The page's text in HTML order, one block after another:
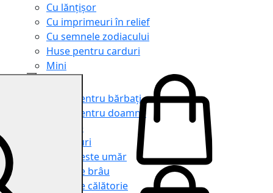
Cu lănțișor
Cu imprimeuri în relief
Cu semnele zodiacului
Huse pentru carduri
Mini
Genți pentru bărbați
Genți pentru doamne
Serviete
Rucsacuri
Genți peste umăr
Genți de brâu
Genți de călătorie